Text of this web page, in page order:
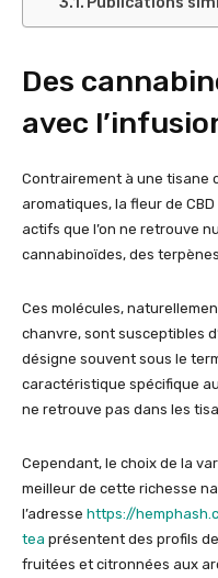
Des
avec
Contrairement à une tisane
aromatiques, la fleur de
actifs que l’on ne retrouve
cannabinoïdes, des
Ces molécules,
chanvre, sont susceptibles
désigne souvent sous le
caractéristique spécifique
ne retrouve pas dans les
Cependant, le choix de la
meilleur de cette richesse
l’adresse https://
tea présentent des profils
fruitées et citronnées aux